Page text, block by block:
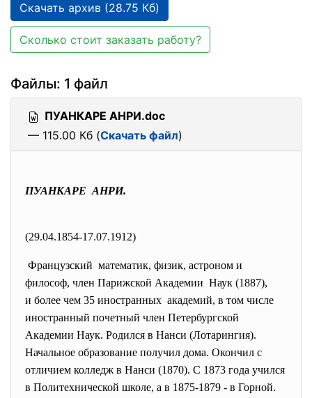
Скачать архив (28.75 Кб)
Сколько стоит заказать работу?
Файлы: 1 файл
ПУАНКАРЕ АНРИ.doc
— 115.00 Кб (Скачать файл)
ПУАНКАРЕ АНРИ.
(29.04.1854-17.07.1912)
Французский математик, физик, астроном и
философ, член Парижской Академии Наук (1887),
и более чем 35 иностранных академий, в том числе
иностранный почетный член Петербургской
Академии Наук. Родился в Нанси (Лотарингия).
Начальное образование получил дома. Окончил с
отличием колледж в Нанси (1870). С 1873 года учился
в Политехнической школе, а в 1875-1879 - в Горной.